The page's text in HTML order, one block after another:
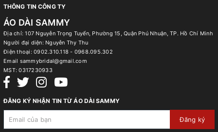
THÔNG TIN CÔNG TY
ÁO DÀI SAMMY
Địa chỉ: 107 Nguyễn Trọng Tuyển, Phường 15, Quận Phú Nhuận, TP. Hồ Chí Minh
Người đại diện: Nguyễn Thy Thu
Điện thoại: 0902.310.118 - 0968.095.302
Email sammybridal@gmail.com
MST:0317230933
ĐĂNG KÝ NHẬN TIN TỪ ÁO DÀI SAMMY
Đăng ký